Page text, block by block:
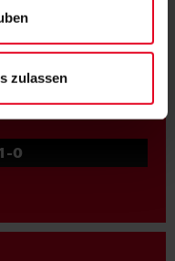
zulassen
0